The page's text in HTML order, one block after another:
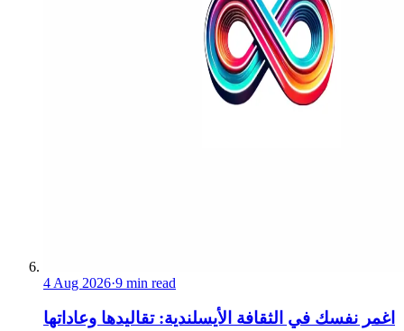
4 Aug 2026·9 min read
اغمر نفسك في الثقافة الأيسلندية: تقاليدها وعاداتها